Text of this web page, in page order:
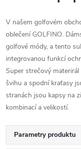
V našem golfovém
oblečení GOLFINO.
golfové módy, a tento
integrovanou funkcí
Super strečový
švihu a spodní kraťasy
stranách jsou kapsy na
kombinací a velikostí.
Parametry produktu